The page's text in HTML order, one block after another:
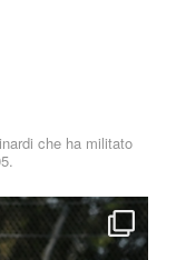
che ha militato